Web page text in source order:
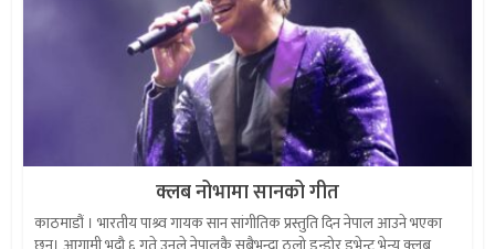
क्लब नोभामा सानको गीत
काठमाडौं । भारतीय पाश्र्व गायक सान सांगीतिक प्रस्तुति दिन नेपाल आउने भएका